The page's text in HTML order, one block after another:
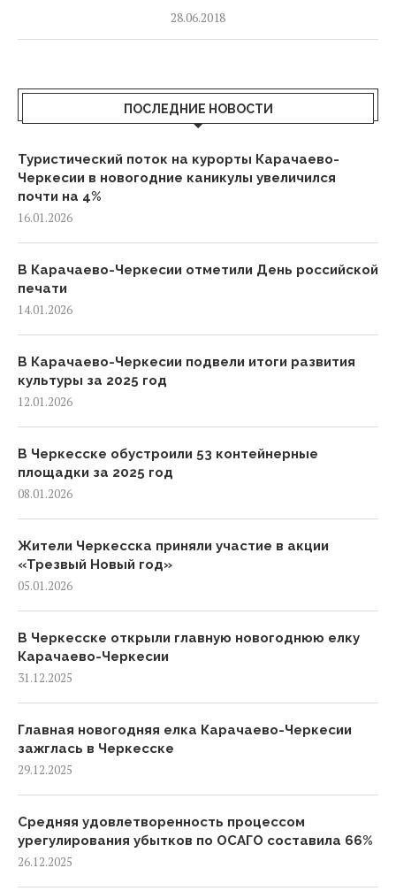
28.06.2018
ПОСЛЕДНИЕ НОВОСТИ
Туристический поток на курорты Карачаево-
Черкесии в новогодние каникулы увеличился
почти на 4%
16.01.2026
В Карачаево-Черкесии отметили День российской
печати
14.01.2026
В Карачаево-Черкесии подвели итоги развития
культуры за 2025 год
12.01.2026
В Черкесске обустроили 53 контейнерные
площадки за 2025 год
08.01.2026
Жители Черкесска приняли участие в акции
«Трезвый Новый год»
05.01.2026
В Черкесске открыли главную новогоднюю елку
Карачаево-Черкесии
31.12.2025
Главная новогодняя елка Карачаево-Черкесии
зажглась в Черкесске
29.12.2025
Средняя удовлетворенность процессом
урегулирования убытков по ОСАГО составила 66%
26.12.2025